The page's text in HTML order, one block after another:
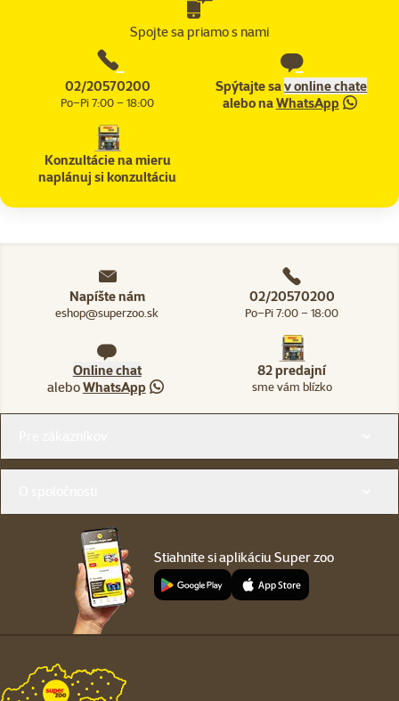
Spojte sa priamo s nami
02/20570200
Po–Pi 7:00 – 18:00
Spýtajte sav online chate
alebo naWhatsApp
Konzultácie na mieru
naplánuj si konzultáciu
Napíšte nám
eshop@superzoo.sk
02/20570200
Po–Pi 7:00 – 18:00
Online chat
aleboWhatsApp
82 predajní
sme vám blízko
Stiahnite si aplikáciu Super zoo